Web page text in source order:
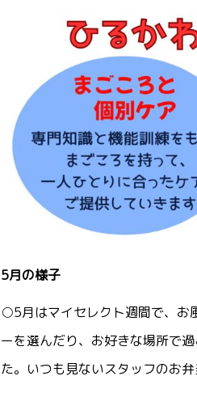
5月の様子
○5月はマイセレクト週間で、 お
ーを選んだり、お好きな場所で
た。いつも見ないスタッフのお